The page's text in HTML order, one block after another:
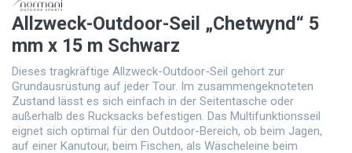
Allzweck-Outdoor-Seil „Chetwynd“ 5
mm x 15 m Schwarz
Dieses tragkräftige Allzweck-Outdoor-Seil gehört zur
Grundausrüstung auf jeder Tour. Im zusammengeknoteten
Zustand lässt es sich einfach in der Seitentasche oder
außerhalb des Rucksacks befestigen. Das Multifunktionsseil
eignet sich optimal für den Outdoor-Bereich, ob beim Jagen,
auf einer Kanutour, beim Fischen, als Wäscheleine beim